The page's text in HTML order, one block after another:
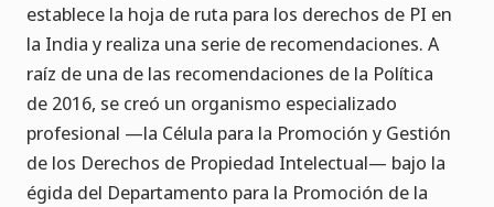
establece la hoja de ruta para los derechos de PI en
la India y realiza una serie de recomendaciones. A
raíz de una de las recomendaciones de la Política
de 2016, se creó un organismo especializado
profesional —la Célula para la Promoción y Gestión
de los Derechos de Propiedad Intelectual— bajo la
égida del Departamento para la Promoción de la